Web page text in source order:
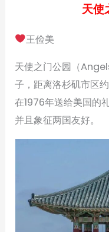
天使
王俭美
天使之门公园（
子，距离洛杉矶市区
在1976年送给美国的
并且象征两国友好。